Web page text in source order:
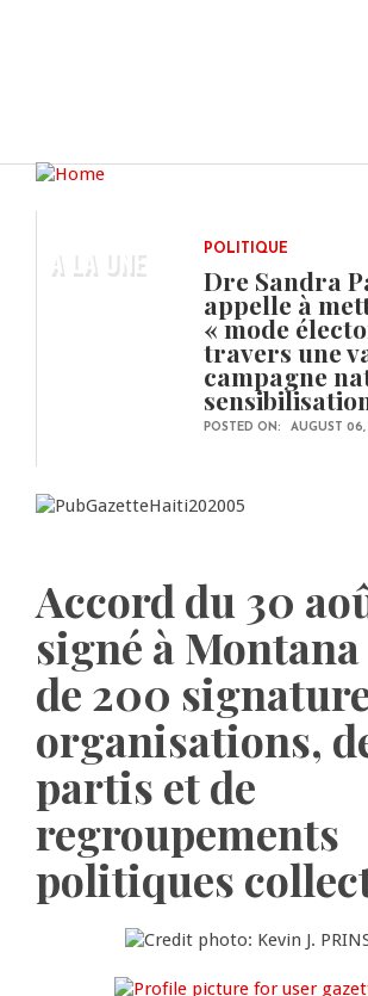
A LA UNE POLITIQUE
Dre Sandra
appelle à
« mode
travers une
campagne
POSTED ON: AUGUST
Accord du 30
signé à
de 200
organisations,
partis et de
regroupements
politiques